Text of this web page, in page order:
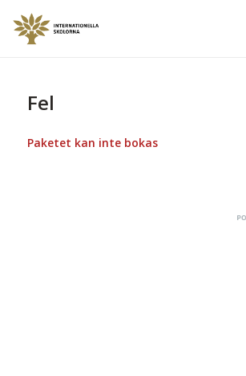
Fel
Paketet kan inte bokas